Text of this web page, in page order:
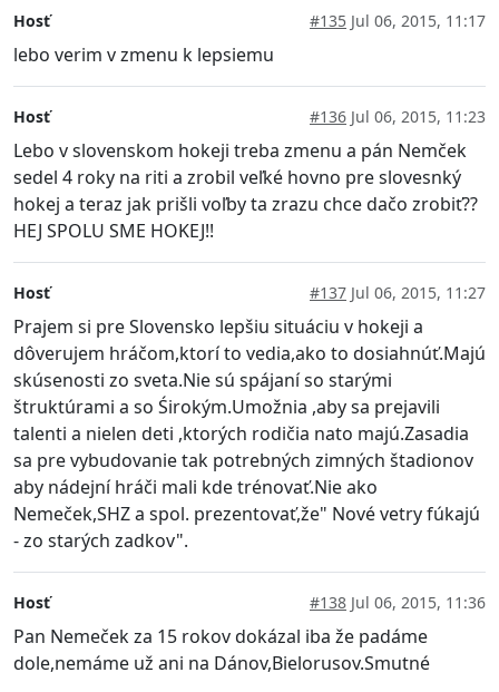
Hosť #135 Jul 06, 2015, 11:17
lebo verim v zmenu k lepsiemu
Hosť #136 Jul 06, 2015, 11:23
Lebo v slovenskom hokeji treba zmenu a pán Nemček
sedel 4 roky na riti a zrobil veľké hovno pre slovesnký
hokej a teraz jak prišli voľby ta zrazu chce dačo zrobiť??
HEJ SPOLU SME HOKEJ!!
Hosť #137 Jul 06, 2015, 11:27
Prajem si pre Slovensko lepšiu situáciu v hokeji a
dôverujem hráčom,ktorí to vedia,ako to dosiahnúť.Majú
skúsenosti zo sveta.Nie sú spájaní so starými
štruktúrami a so Śirokým.Umožnia ,aby sa prejavili
talenti a nielen deti ,ktorých rodičia nato majú.Zasadia
sa pre vybudovanie tak potrebných zimných štadionov
aby nádejní hráči mali kde trénovať.Nie ako
Nemeček,SHZ a spol. prezentovať,že" Nové vetry fúkajú
- zo starých zadkov".
Hosť #138 Jul 06, 2015, 11:36
Pan Nemeček za 15 rokov dokázal iba že padáme
dole,nemáme už ani na Dánov,Bielorusov.Smutné